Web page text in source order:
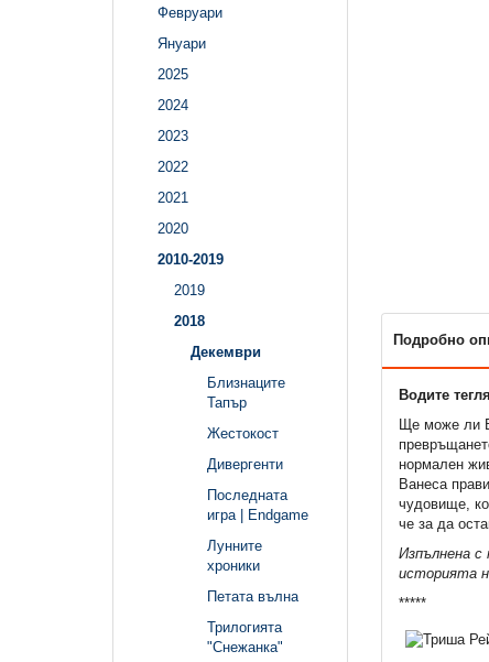
Февруари
Януари
2025
2024
2023
2022
2021
2020
2010-2019
2019
2018
Декември
Близнаците
Тапър
Жестокост
Дивергенти
Последната
игра | Endgame
Лунните
хроники
Петата вълна
Трилогията
"Снежанка"
Подробно
Водите
Ще може ли
нормален
Ванеса
чудовище,
че за да
Изпълнена с
историята
*****